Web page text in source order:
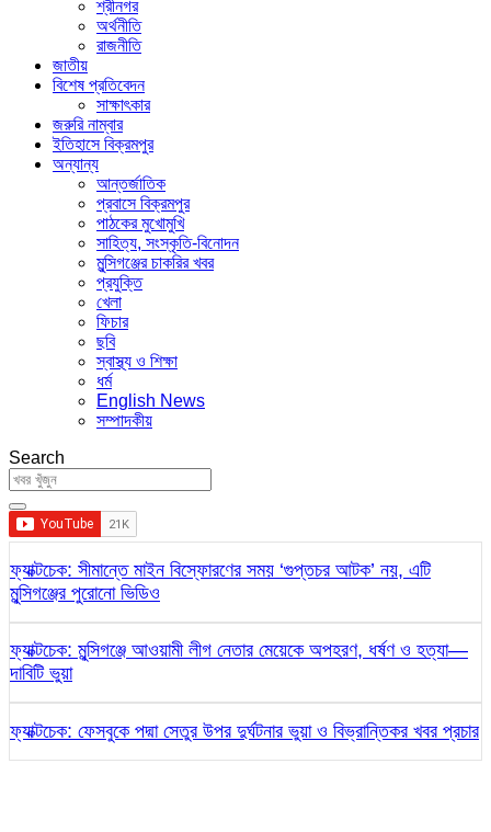
শ্রীনগর
অর্থনীতি
রাজনীতি
জাতীয়
বিশেষ প্রতিবেদন
সাক্ষাৎকার
জরুরি নাম্বার
ইতিহাসে বিক্রমপুর
অন্যান্য
আন্তর্জাতিক
প্রবাসে বিক্রমপুর
পাঠকের মুখোমুখি
সাহিত্য, সংস্কৃতি-বিনোদন
মুন্সিগঞ্জের চাকরির খবর
প্রযুক্তি
খেলা
ফিচার
ছবি
স্বাস্থ্য ও শিক্ষা
ধর্ম
English News
সম্পাদকীয়
Search
ফ্যাক্টচেক: সীমান্তে মাইন বিস্ফোরণের সময় ‘গুপ্তচর আটক’ নয়, এটি
মুন্সিগঞ্জের পুরোনো ভিডিও
ফ্যাক্টচেক: মুন্সিগঞ্জে আওয়ামী লীগ নেতার মেয়েকে অপহরণ, ধর্ষণ ও হত্যা—
দাবিটি ভুয়া
ফ্যাক্টচেক: ফেসবুকে পদ্মা সেতুর উপর দুর্ঘটনার ভুয়া ও বিভ্রান্তিকর খবর প্রচার